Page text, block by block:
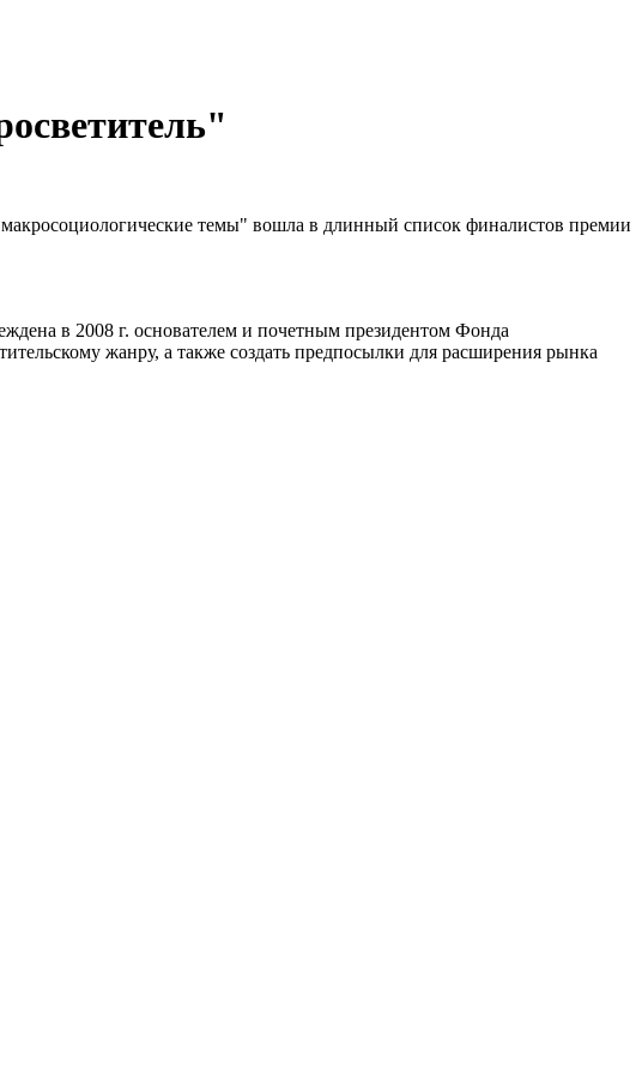
темы" вошла в длинный список финалистов премии
в 2008 г. основателем и почетным президентом Фонда
жанру, а также создать предпосылки для расширения рынка